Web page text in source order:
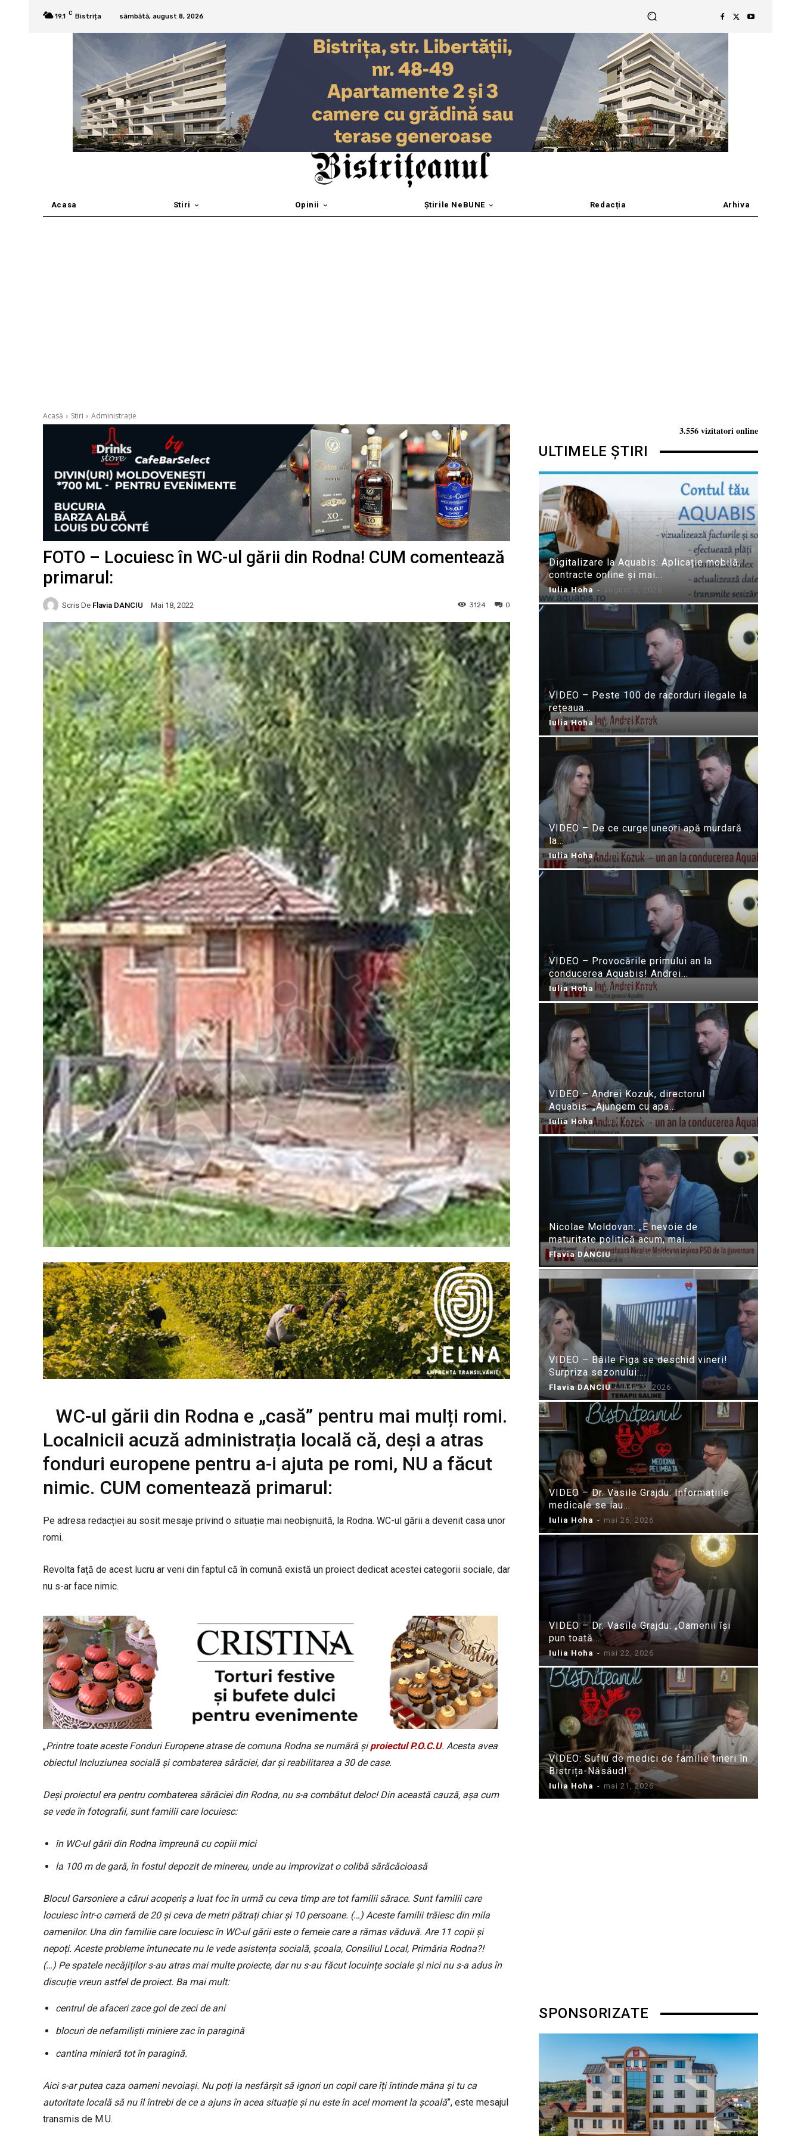
19.1 C Bistrița sâmbătă, august 8, 2026
Acasa Stiri Opinii Știrile NeBUNE Redacția Arhiva
Acasă Stiri Administrație
FOTO – Locuiesc în WC-ul gării din Rodna! CUM comentează
primarul:
Scris De Flavia DANCIU Mai 18, 2022 0
3124
WC-ul gării din Rodna e „casă” pentru mai mulți romi.
Localnicii acuză administrația locală că, deși a atras
fonduri europene pentru a-i ajuta pe romi, NU a făcut
nimic. CUM comentează primarul:
Pe adresa redacției au sosit mesaje privind o situație mai neobișnuită, la Rodna. WC-ul gării a devenit casa unor
romi.
Revolta față de acest lucru ar veni din faptul că în comună există un proiect dedicat acestei categorii sociale, dar
nu s-ar face nimic.
„Printre toate aceste Fonduri Europene atrase de comuna Rodna se numără șiproiectul P.O.C.U. Acesta avea
obiectul Incluziunea socială și combaterea sărăciei, dar și reabilitarea a 30 de case.
Deși proiectul era pentru combaterea sărăciei din Rodna, nu s-a combătut deloc! Din această cauză, așa cum
se vede în fotografii, sunt familii care locuiesc:
în WC-ul gării din Rodna împreună cu copiii mici
la 100 m de gară, în fostul depozit de minereu, unde au improvizat o colibă sărăcăcioasă
Blocul Garsoniere a cărui acoperiș a luat foc în urmă cu ceva timp are tot familii sărace. Sunt familii care
locuiesc într-o cameră de 20 și ceva de metri pătrați chiar și 10 persoane. (…) Aceste familii trăiesc din mila
oamenilor. Una din familiie care locuiesc în WC-ul gării este o femeie care a rămas văduvă. Are 11 copii și
nepoți. Aceste probleme întunecate nu le vede asistența socială, școala, Consiliul Local, Primăria Rodna?!
(…) Pe spatele necăjiților s-au atras mai multe proiecte, dar nu s-au făcut locuințe sociale și nici nu s-a adus în
discuție vreun astfel de proiect. Ba mai mult:
centrul de afaceri zace gol de zeci de ani
blocuri de nefamiliști miniere zac în paragină
cantina minieră tot în paragină.
Aici s-ar putea caza oameni nevoiași. Nu poți la nesfârșit să ignori un copil care îți întinde mâna și tu ca
autoritate locală să nu îl întrebi de ce a ajuns în acea situație și nu este în acel moment la școală”, este mesajul
transmis de M.U.
3.556 vizitatori online
ULTIMELE ȘTIRI
Digitalizare la Aquabis: Aplicație mobilă,
contracte online și mai...
Iulia Hoha - august 3, 2026
VIDEO – Peste 100 de racorduri ilegale la
rețeaua...
Iulia Hoha - iulie 31, 2026
VIDEO – De ce curge uneori apă murdară
la...
Iulia Hoha - iulie 24, 2026
VIDEO – Provocările primului an la
conducerea Aquabis! Andrei...
Iulia Hoha - iulie 21, 2026
VIDEO – Andrei Kozuk, directorul
Aquabis: „Ajungem cu apa...
Iulia Hoha - iulie 21, 2026
Nicolae Moldovan: „E nevoie de
maturitate politică acum, mai...
Flavia DANCIU - iunie 10, 2026
VIDEO – Băile Figa se deschid vineri!
Surpriza sezonului:...
Flavia DANCIU - iunie 9, 2026
VIDEO – Dr. Vasile Grajdu: Informațiile
medicale se iau...
Iulia Hoha - mai 26, 2026
VIDEO – Dr. Vasile Grajdu: „Oamenii își
pun toată...
Iulia Hoha - mai 22, 2026
VIDEO: Suflu de medici de familie tineri în
Bistrița-Năsăud!...
Iulia Hoha - mai 21, 2026
SPONSORIZATE